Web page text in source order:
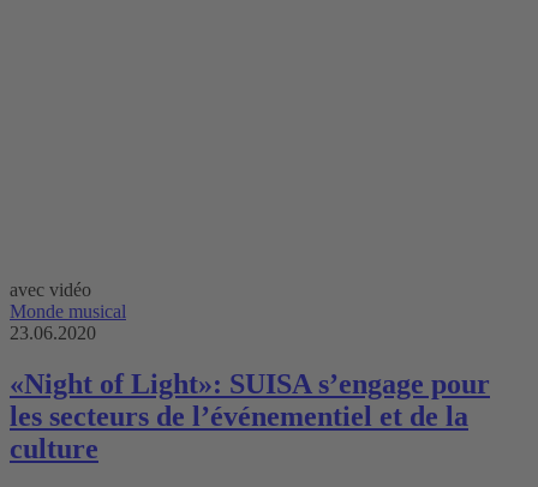
avec vidéo
Monde musical
23.06.2020
«Night of Light»: SUISA s’engage pour
les secteurs de l’événementiel et de la
culture